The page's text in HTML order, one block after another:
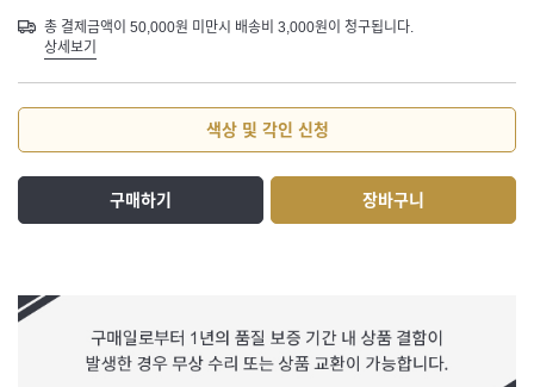
총 결제금액이 50,000원 미만시 배송비 3,000원이 청구됩니다.
상세보기
색상 및 각인 신청
구매하기 장바구니